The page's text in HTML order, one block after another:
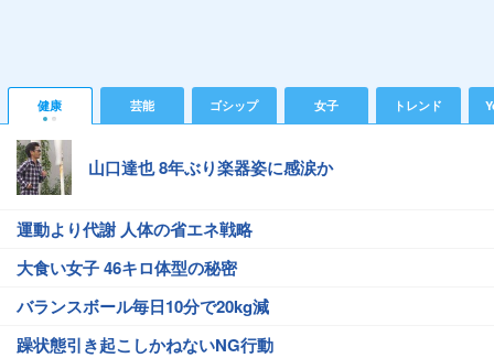
健康 芸能 ゴシップ 女子 トレンド
山口達也 8年ぶり楽器姿に感涙か
運動より代謝 人体の省エネ戦略
大食い女子 46キロ体型の秘密
バランスボール毎日10分で20kg減
躁状態引き起こしかねないNG行動